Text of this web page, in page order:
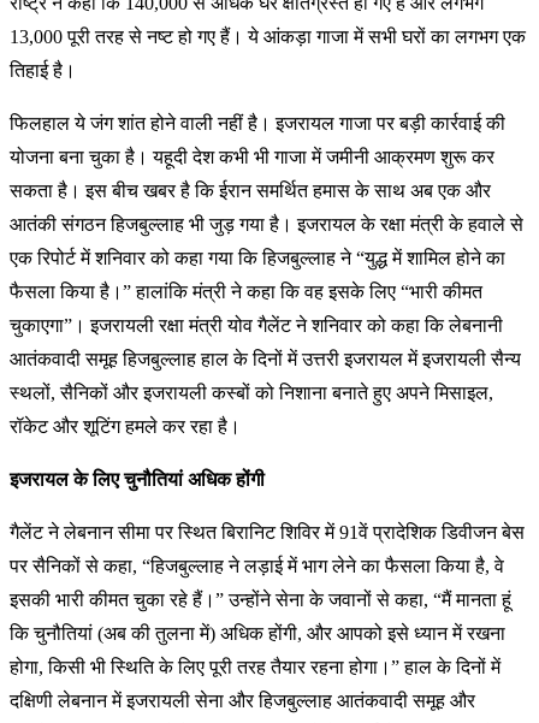
13,000 पूरी तरह से नष्ट हो गए हैं। ये आंकड़ा गाजा में सभी घरों का लगभग एक
तिहाई है।
फिलहाल ये जंग शांत होने वाली नहीं है। इजरायल गाजा पर बड़ी कार्रवाई की
योजना बना चुका है। यहूदी देश कभी भी गाजा में जमीनी आक्रमण शुरू कर
सकता है। इस बीच खबर है कि ईरान समर्थित हमास के साथ अब एक और
आतंकी संगठन हिजबुल्लाह भी जुड़ गया है। इजरायल के रक्षा मंत्री के हवाले से
एक रिपोर्ट में शनिवार को कहा गया कि हिजबुल्लाह ने “युद्ध में शामिल होने का
फैसला किया है।” हालांकि मंत्री ने कहा कि वह इसके लिए “भारी कीमत
चुकाएगा”। इजरायली रक्षा मंत्री योव गैलेंट ने शनिवार को कहा कि लेबनानी
आतंकवादी समूह हिजबुल्लाह हाल के दिनों में उत्तरी इजरायल में इजरायली सैन्य
स्थलों, सैनिकों और इजरायली कस्बों को निशाना बनाते हुए अपने मिसाइल,
रॉकेट और शूटिंग हमले कर रहा है।
इजरायल के लिए चुनौतियां अधिक होंगी
गैलेंट ने लेबनान सीमा पर स्थित बिरानिट शिविर में 91वें प्रादेशिक डिवीजन बेस
पर सैनिकों से कहा, “हिजबुल्लाह ने लड़ाई में भाग लेने का फैसला किया है, वे
इसकी भारी कीमत चुका रहे हैं।” उन्होंने सेना के जवानों से कहा, “मैं मानता हूं
कि चुनौतियां (अब की तुलना में) अधिक होंगी, और आपको इसे ध्यान में रखना
होगा, किसी भी स्थिति के लिए पूरी तरह तैयार रहना होगा।” हाल के दिनों में
दक्षिणी लेबनान में इजरायली सेना और हिजबुल्लाह आतंकवादी समूह और